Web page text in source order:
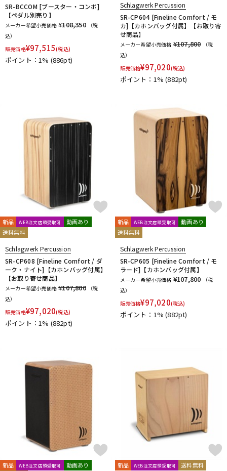
SR-BCCOM [ブースター・コンボ]
【ペダル別売り】
メーカー希望小売価格 ¥108,350
（税
込）
販売価格¥97,515(税込)
ポイント：1% (886pt)
Schlagwerk Percussion
SR-CP604 [Fineline Comfort / モ
カ]【カホンバッグ付属】【お取り寄
せ商品】
メーカー希望小売価格 ¥107,800
（税
込）
販売価格¥97,020(税込)
ポイント：1%(882pt)
新品 WEB注文店頭受取可
動画あり
送料無料
Schlagwerk Percussion
SR-CP608 [Fineline Comfort / ダ
ーク・ナイト]【カホンバッグ付属】
【お取り寄せ商品】
メーカー希望小売価格 ¥107,800
（税
込）
販売価格¥97,020(税込)
ポイント：1% (882pt)
新品 WEB注文店頭受取可
動画あり
送料無料
Schlagwerk Percussion
SR-CP605 [Fineline Comfort / モ
ラード]【カホンバッグ付属】
メーカー希望小売価格 ¥107,800
（税
込）
販売価格¥97,020(税込)
ポイント：1%(882pt)
新品 WEB注文店頭受取可
動画あり
新品 WEB注文店頭受取可 送料無料